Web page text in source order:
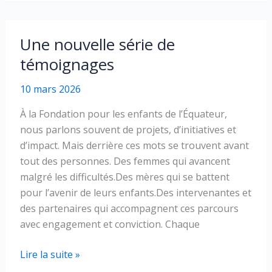
la
FEÉ
Une nouvelle série de
témoignages
10 mars 2026
À la Fondation pour les enfants de l’Équateur,
nous parlons souvent de projets, d’initiatives et
d’impact. Mais derrière ces mots se trouvent avant
tout des personnes. Des femmes qui avancent
malgré les difficultés.Des mères qui se battent
pour l’avenir de leurs enfants.Des intervenantes et
des partenaires qui accompagnent ces parcours
avec engagement et conviction. Chaque
Une
Lire la suite »